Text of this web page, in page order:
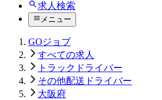
求人検索
メニュー
GOジョブ
すべての求人
トラックドライバー
その他配送ドライバー
大阪府